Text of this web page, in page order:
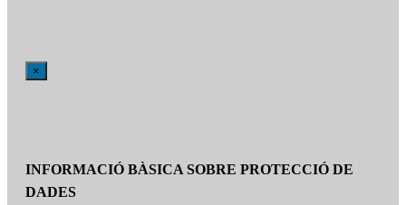
×
INFORMACIÓ BÀSICA SOBRE PROTECCIÓ DE
DADES